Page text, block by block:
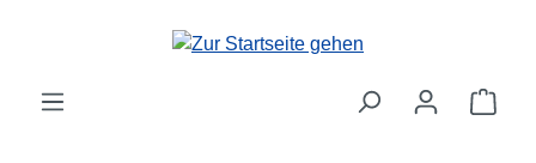
Zum Hauptinhalt springen